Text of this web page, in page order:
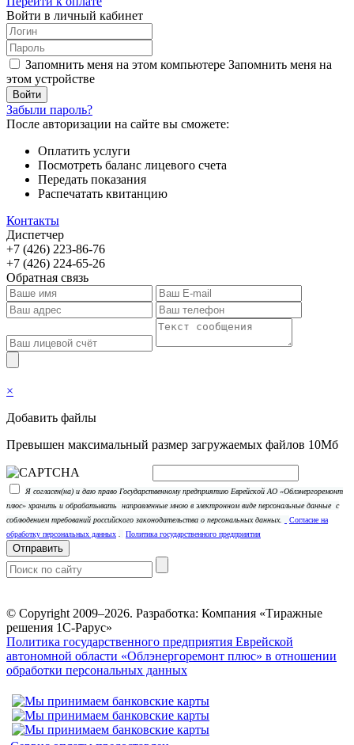
Войти в личный кабинет
Запомнить меня на этом компьютере Запомнить меня на
этом устройстве
Забыли пароль?
После авторизации на сайте вы сможете:
Оплатить услуги
Посмотреть баланс лицевого счета
Передать показания
Распечатать квитанцию
Контакты
Диспетчер
+7 (426) 223-86-76
+7 (426) 224-65-26
Обратная связь
×
Добавить файлы
Превышен максимальный размер загружаемых файлов 10Мб
Я согласен(на) и даю право Государственному предприятию Еврейской АО «Облэнергоремонт
плюс» хранить и обрабатывать направленные мною в электронном виде персональные данные с
соблюдением требований российского законодательства о персональных данных.
Согласие на
обработку персональных данных
Политика государственного предприятия
Отправить
© Copyright 2009–2026. Разработка: Компания «Тиражные
решения 1С-Рарус»
Политика государственного предприятия Еврейской
автономной области «Облэнергоремонт плюс» в отношении
обработки персональных данных